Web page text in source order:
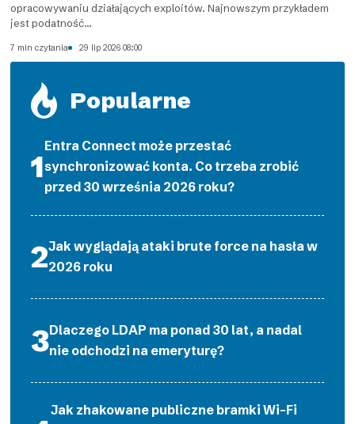
opracowywaniu działających exploitów. Najnowszym przykładem
jest podatność...
7 min czytania 29 lip 2026 08:00
Popularne
Entra Connect może przestać
synchronizować konta. Co trzeba zrobić
przed 30 września 2026 roku?
Jak wyglądają ataki brute force na hasła w
2026 roku
Dlaczego LDAP ma ponad 30 lat, a nadal
nie odchodzi na emeryturę?
Jak zhakowane publiczne bramki Wi-Fi